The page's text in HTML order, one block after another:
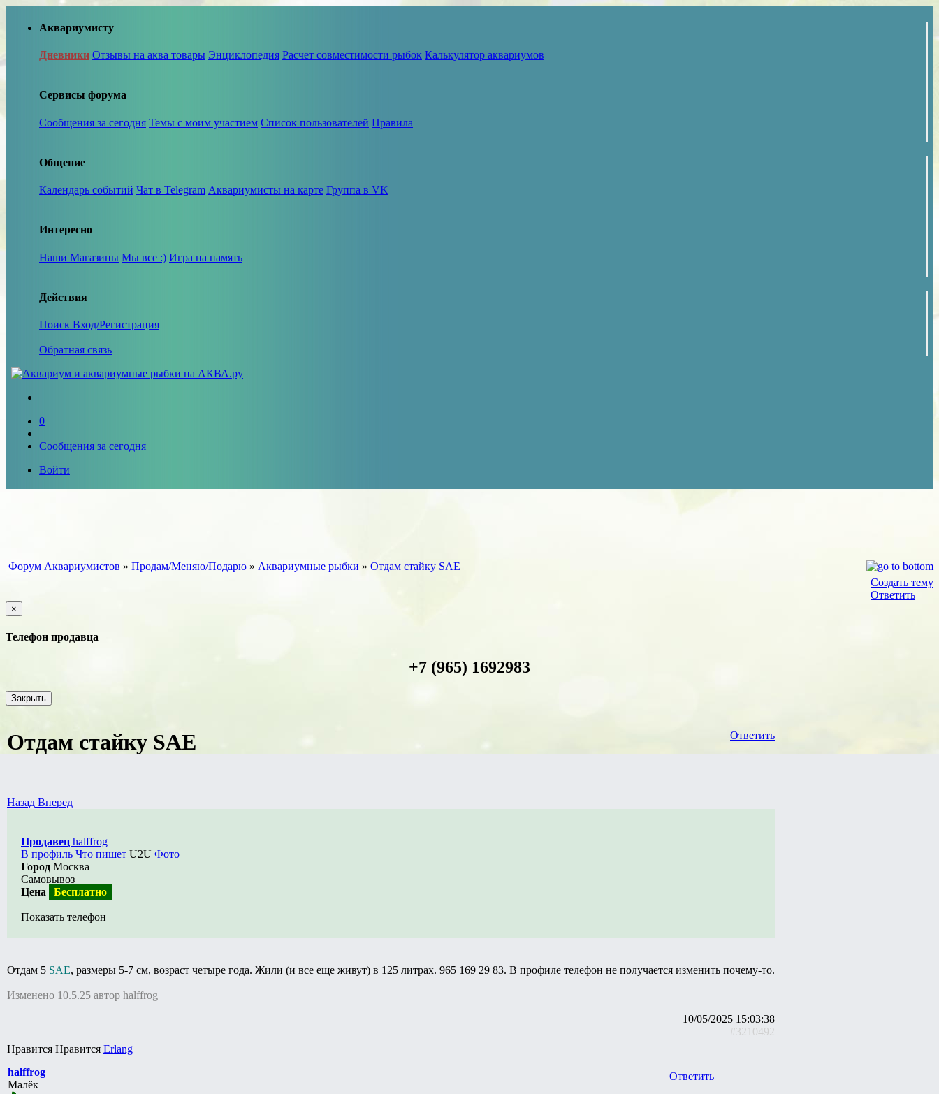
Аквариумисту
Дневники Отзывы на аква товары Энциклопедия Расчет совместимости рыбок Калькулятор аквариумов
Сервисы форума
Сообщения за сегодня Темы с моим участием Список пользователей Правила
Общение
Календарь событий Чат в Telegram Аквариумисты на карте Группа в VK
Интересно
Наши Магазины Мы все :) Игра на память
Действия
Поиск Вход/Регистрация
Обратная связь
0
Сообщения за сегодня
Войти
Форум Аквариумистов » Продам/Меняю/Подарю » Аквариумные рыбки » Отдам стайку SAE
Создать тему
Ответить
×
Телефон продавца
+7 (965) 1692983
Закрыть
Ответить
Отдам стайку SAE
Назад Вперед
Продавец halffrog
В профиль Что пишет U2U Фото
Город Москва
Самовывоз
Цена
Бесплатно
Показать телефон
Отдам 5 SAE, размеры 5-7 см, возраст четыре года. Жили (и все еще живут) в 125 литрах. 965 169 29 83. В профиле телефон не получается изменить почему-то.
Изменено 10.5.25 автор halffrog
10/05/2025 15:03:38
#3210492
Нравится Нравится Erlang
halffrog
Малёк
Ответить